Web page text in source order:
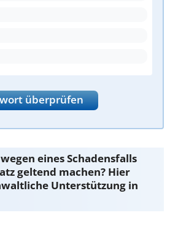
überprüfen
eines Schadensfalls
geltend machen? Hier
Unterstützung in